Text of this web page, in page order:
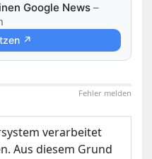
Google News –
↗
Fehler melden
verarbeitet
Aus diesem Grund